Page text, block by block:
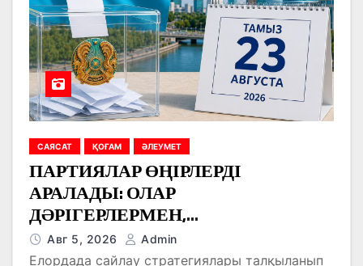
САЯСАТ ҚОҒАМ ӘЛЕУМЕТ
ПАРТИЯЛАР ӨҢІРЛЕРДІ
АРАЛАДЫ: ОЛАР
ДӘРІГЕРЛЕРМЕН,
ЖҰМЫСШЫЛАРМЕН,
ФЕРМЕРЛЕРМЕН ЖӘНЕ
Авг 5, 2026 Admin
Елордада сайлау стратегиялары талқыланып